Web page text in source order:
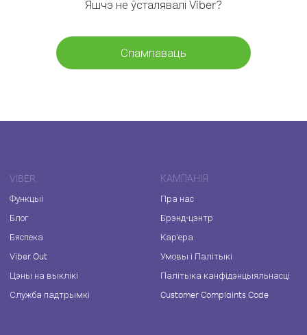
Яшчэ не ўсталявалі Viber?
Спампаваць
VIBER
Функцыі
Блог
Бяспека
Viber Out
Цэны на выклікі
Служба падтрымкі
КАМПАНІЯ
Пра нас
Брэнд-цэнтр
Кар'ера
Умовы і Палітыкі
Палітыка канфідэнцыяльнасці
Customer Complaints Code